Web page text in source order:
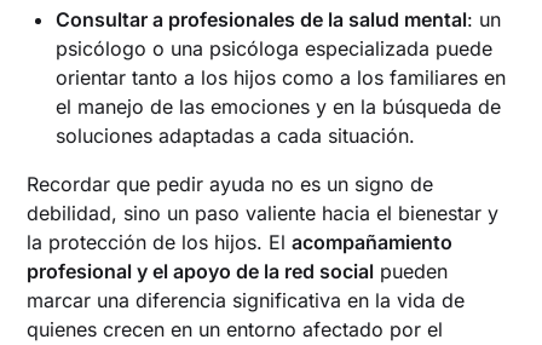
Consultar a profesionales de la salud mental: un
psicólogo o una psicóloga especializada puede
orientar tanto a los hijos como a los familiares en
el manejo de las emociones y en la búsqueda de
soluciones adaptadas a cada situación.
Recordar que pedir ayuda no es un signo de
debilidad, sino un paso valiente hacia el bienestar y
la protección de los hijos. Elacompañamiento
profesional y el apoyo de la red social pueden
marcar una diferencia significativa en la vida de
quienes crecen en un entorno afectado por el